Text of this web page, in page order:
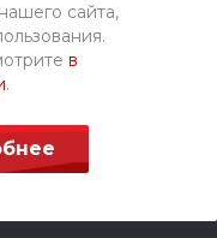
сайта,
в
.